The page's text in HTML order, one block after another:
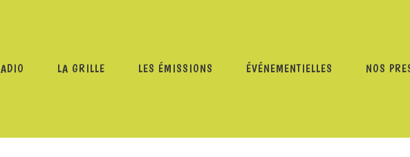
LA GRILLE LES ÉMISSIONS ÉVÉNEMENTIELLES NOS